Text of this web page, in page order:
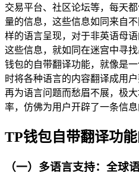
交易平台、社区论坛等，每天
量的信息，这些信息如同来自
样的语言呈现，对于非英语母
这些信息，就如同在迷宫中寻
钱包的自带翻译功能，就像是
时将各种语言的内容翻译成用
再为语言问题而愁眉不展，极
率，仿佛为用户开辟了一条信息
TP钱包自带翻译功
（一）多语言支持：全球